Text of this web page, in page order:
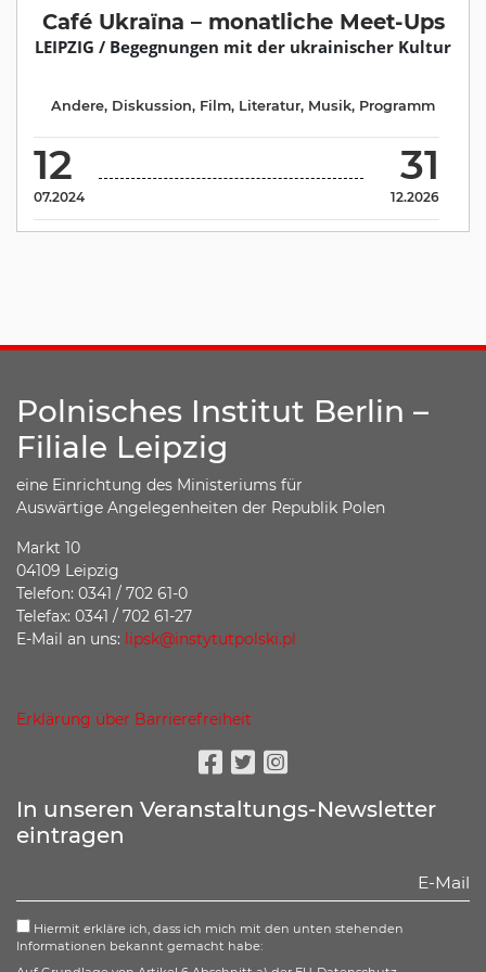
Café Ukraїna – monatliche Meet-Ups
LEIPZIG / Begegnungen mit der ukrainischer Kultur
12
07.2024
31
12.2026
Andere, Diskussion, Film, Literatur, Musik, Programm
Polnisches Institut Berlin –
Filiale Leipzig
eine Einrichtung des Ministeriums für
Auswärtige Angelegenheiten der Republik Polen
Markt 10
04109 Leipzig
Telefon: 0341 / 702 61-0
Telefax: 0341 / 702 61-27
E-Mail an uns: lipsk@instytutpolski.pl
Erklärung über Barrierefreiheit
Facebook
TwitterInstagram
In unseren Veranstaltungs-Newsletter
eintragen
Hiermit erkläre ich, dass ich mich mit den unten stehenden
Informationen bekannt gemacht habe: